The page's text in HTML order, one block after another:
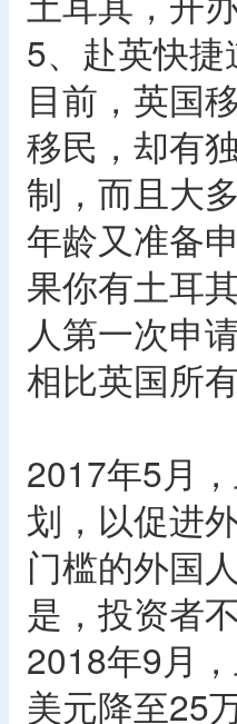
5、赴英快捷
目前，英国
移民，却有
制，而且大
年龄又准备
果你有土耳
人第一次申
相比英国所
2017年5月
划，以促进
门槛的外国
是，投资者
2018年9月
美元降至25